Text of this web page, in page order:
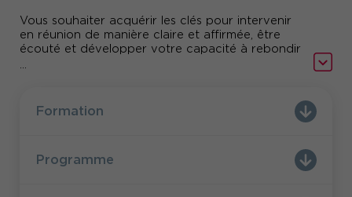
Vous souhaiter acquérir les clés pour intervenir
en réunion de manière claire et affirmée, être
écouté et développer votre capacité à rebondir
l'organisateur principal ? Comment rebondir sur
les propos d'un des participants ? Comment
Pour aller plus loin, découvrez "
Prendre la parole
...
Formation
Programme